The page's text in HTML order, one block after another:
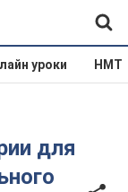
уроки НМТ